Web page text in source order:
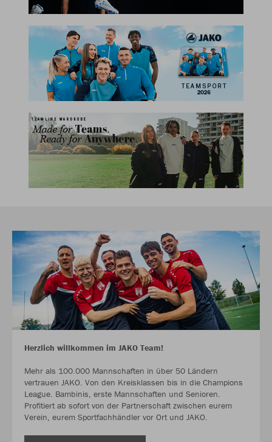
Herzlich willkommen im JAKO Team!
Mehr als 100.000 Mannschaften in über 50 Ländern
vertrauen JAKO. Von den Kreisklassen bis in die Champions
League. Bambinis, erste Mannschaften und Senioren.
Profitiert ab sofort von der Partnerschaft zwischen eurem
Verein, eurem Sportfachhändler vor Ort und JAKO.